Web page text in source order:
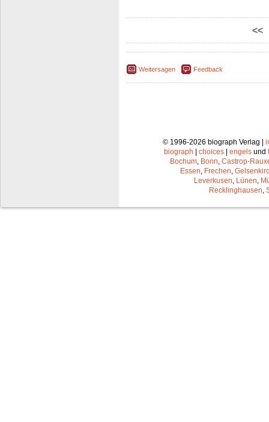
<<
Weitersagen Feedback
© 1996-2026 biograph Verlag |
biograph | choices | engels und
Bochum Bonn Castrop-
Essen Frechen
Leverkusen Lünen
Recklinghausen